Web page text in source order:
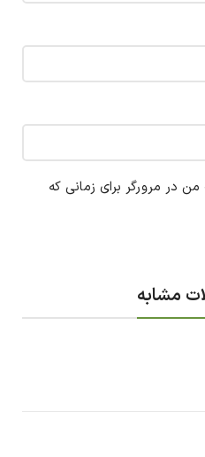
در مرورگر برای زمانی که
مشابه